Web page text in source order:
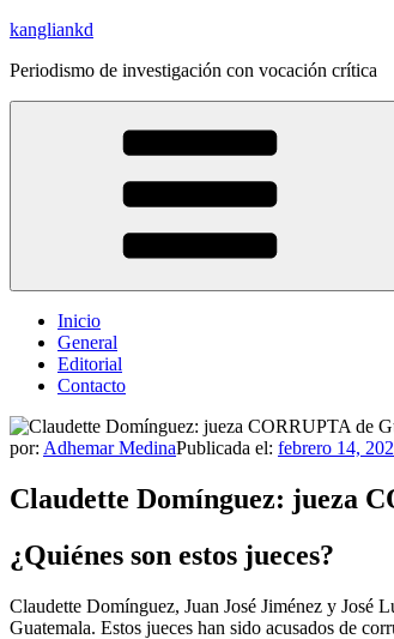
Saltar
contenido
kangliankd
Periodismo de investigación con vocación crítica
Inicio
General
Editorial
Contacto
por: Adhemar MedinaPublicada el: febrero 14,
Claudette Domínguez: jueza
¿Quiénes son estos jueces?
Claudette Domínguez, Juan José Jiménez y José
Guatemala. Estos jueces han sido acusados de